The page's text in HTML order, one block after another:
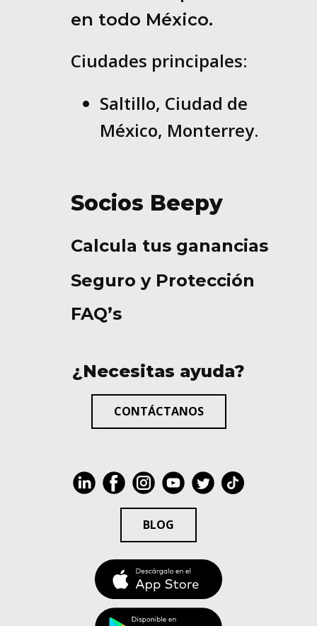
en todo México.
Ciudades principales:
Saltillo, Ciudad de
México, Monterrey.
Socios Beepy
Calcula tus ganancias
Seguro y Protección
FAQ’s
¿Necesitas ayuda?
CONTÁCTANOS
BLOG